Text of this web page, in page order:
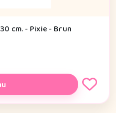
cm. - Pixie - Brun